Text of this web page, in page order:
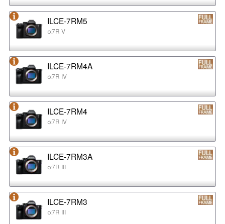
ILCE-7RM5
α7R V
ILCE-7RM4A
α7R IV
ILCE-7RM4
α7R IV
ILCE-7RM3A
α7R III
ILCE-7RM3
α7R III